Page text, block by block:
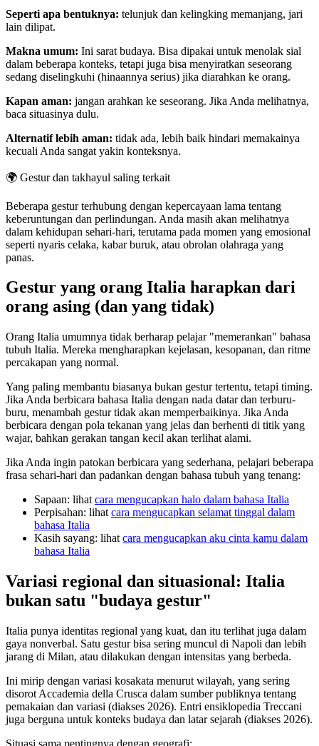
Seperti apa bentuknya: telunjuk dan kelingking memanjang, jari
lain dilipat.
Makna umum: Ini sarat budaya. Bisa dipakai untuk menolak sial
dalam beberapa konteks, tetapi juga bisa menyiratkan seseorang
sedang diselingkuhi (hinaannya serius) jika diarahkan ke orang.
Kapan aman: jangan arahkan ke seseorang. Jika Anda melihatnya,
baca situasinya dulu.
Alternatif lebih aman: tidak ada, lebih baik hindari memakainya
kecuali Anda sangat yakin konteksnya.
🌍 Gestur dan takhayul saling terkait
Beberapa gestur terhubung dengan kepercayaan lama tentang
keberuntungan dan perlindungan. Anda masih akan melihatnya
dalam kehidupan sehari-hari, terutama pada momen yang emosional
seperti nyaris celaka, kabar buruk, atau obrolan olahraga yang
panas.
Gestur yang orang Italia harapkan dari
orang asing (dan yang tidak)
Orang Italia umumnya tidak berharap pelajar "memerankan" bahasa
tubuh Italia. Mereka mengharapkan kejelasan, kesopanan, dan ritme
percakapan yang normal.
Yang paling membantu biasanya bukan gestur tertentu, tetapi timing.
Jika Anda berbicara bahasa Italia dengan nada datar dan terburu-
buru, menambah gestur tidak akan memperbaikinya. Jika Anda
berbicara dengan pola tekanan yang jelas dan berhenti di titik yang
wajar, bahkan gerakan tangan kecil akan terlihat alami.
Jika Anda ingin patokan berbicara yang sederhana, pelajari beberapa
frasa sehari-hari dan padankan dengan bahasa tubuh yang tenang:
Sapaan: lihat cara mengucapkan halo dalam bahasa Italia
Perpisahan: lihat cara mengucapkan selamat tinggal dalam
bahasa Italia
Kasih sayang: lihat cara mengucapkan aku cinta kamu dalam
bahasa Italia
Variasi regional dan situasional: Italia
bukan satu "budaya gestur"
Italia punya identitas regional yang kuat, dan itu terlihat juga dalam
gaya nonverbal. Satu gestur bisa sering muncul di Napoli dan lebih
jarang di Milan, atau dilakukan dengan intensitas yang berbeda.
Ini mirip dengan variasi kosakata menurut wilayah, yang sering
disorot Accademia della Crusca dalam sumber publiknya tentang
pemakaian dan variasi (diakses 2026). Entri ensiklopedia Treccani
juga berguna untuk konteks budaya dan latar sejarah (diakses 2026).